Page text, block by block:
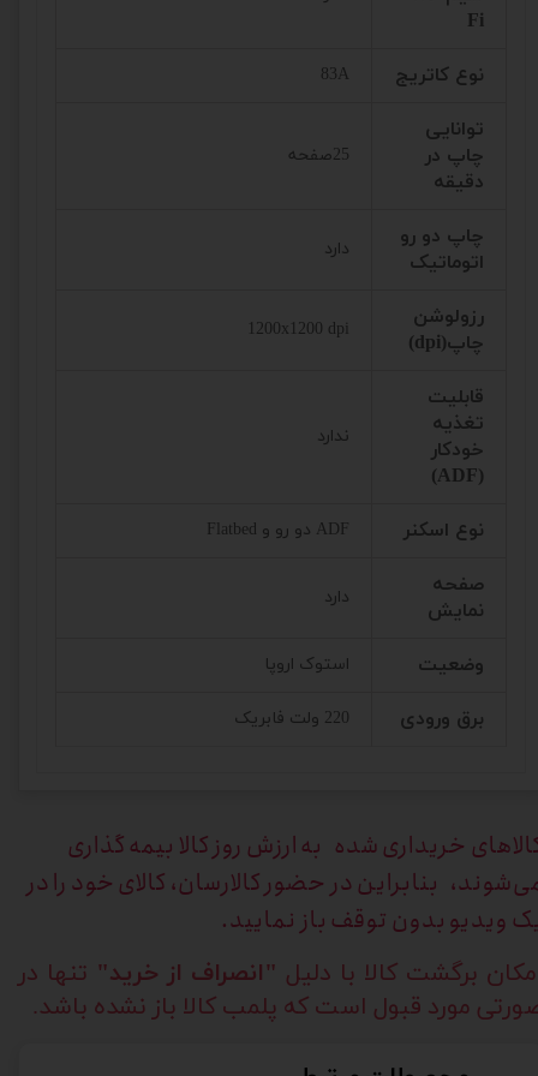
Fi
نوع کاتریج 83A
توانایی
چاپ در
دقیقه
25صفحه
چاپ دو رو
اتوماتیک
دارد
رزولوشن
چاپ(dpi)
1200x1200 dpi
قابلیت
تغذیه
خودکار
(ADF)
ندارد
نوع اسکنر ADF دو رو و Flatbed
صفحه
نمایش
دارد
وضعیت استوک اروپا
برق ورودی 220 ولت فابریک
خریداریشده به ارزش روز کالا بیمه گذاری
بنابراین در حضور کالارسان، کالای خود را در
ویدیو بدون توقف باز نمایید.
برگشت کالا با دلیل "انصراف از خرید" تنها در
مورد قبول است که پلمب کالا باز نشده باشد.